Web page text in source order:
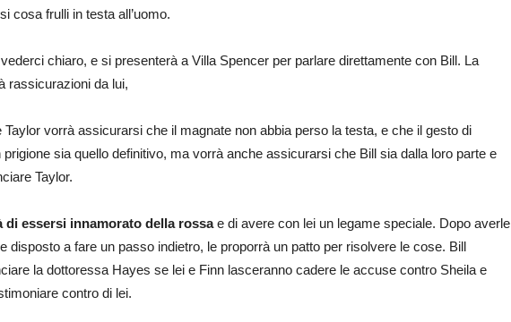
cosa frulli in testa all’uomo.
chiaro, e si presenterà a Villa Spencer per parlare direttamente con Bill. La
rassicurazioni da lui,
Taylor vorrà assicurarsi che il magnate non abbia perso la testa, e che il gesto di
prigione sia quello definitivo, ma vorrà anche assicurarsi che Bill sia dalla loro parte e
Taylor.
di essersi innamorato della rossae di avere con lei un legame speciale. Dopo averle
disposto a fare un passo indietro, le proporrà un patto per risolvere le cose. Bill
la dottoressa Hayes se lei e Finn lasceranno cadere le accuse contro Sheila e
contro di lei.